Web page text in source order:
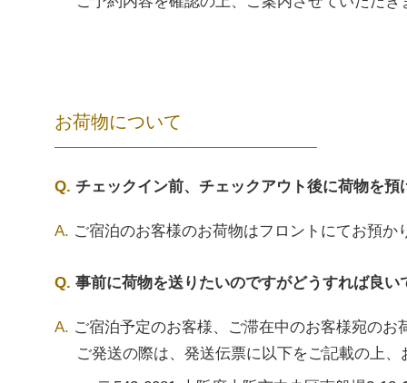
お荷物について
チェックイン前、チェックアウト後に荷物を預
ご宿泊のお客様のお荷物はフロントにてお預か
事前に荷物を送りたいのですがどうすれば良い
ご宿泊予定のお客様、ご滞在中のお客様宛の
ご発送の際は、発送伝票に以下をご記載の上、